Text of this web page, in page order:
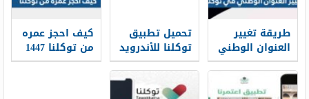
طريقة تغيير
العنوان الوطني
في توكلنا 1448
تحميل تطبيق
توكلنا للأندرويد
والآيفون
كيف احجز عمره
من توكلنا 1447